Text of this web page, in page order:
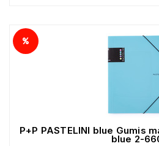
P+P PASTELINI blue Gumis
blue 2-